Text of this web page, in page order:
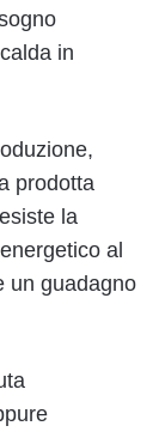
in
prodotta
la
al
un guadagno